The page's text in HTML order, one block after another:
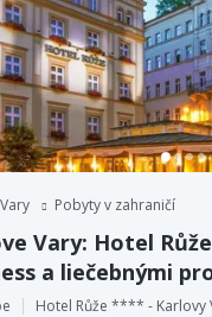
Pobyty v zahraničí
Vary: Hotel
a liečebnými
polpenziou.
Hotel Růže **** - Karlovy